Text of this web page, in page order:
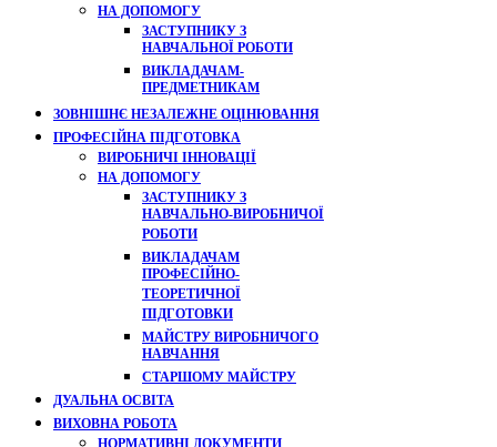
НА ДОПОМОГУ
ЗАСТУПНИКУ З
НАВЧАЛЬНОЇ РОБОТИ
ВИКЛАДАЧАМ-
ПРЕДМЕТНИКАМ
ЗОВНІШНЄ НЕЗАЛЕЖНЕ ОЦІНЮВАННЯ
ПРОФЕСІЙНА ПІДГОТОВКА
ВИРОБНИЧІ ІННОВАЦІЇ
НА ДОПОМОГУ
ЗАСТУПНИКУ З
НАВЧАЛЬНО-ВИРОБНИЧОЇ
РОБОТИ
ВИКЛАДАЧАМ
ПРОФЕСІЙНО-
ТЕОРЕТИЧНОЇ
ПІДГОТОВКИ
МАЙСТРУ ВИРОБНИЧОГО
НАВЧАННЯ
СТАРШОМУ МАЙСТРУ
ДУАЛЬНА ОСВІТА
ВИХОВНА РОБОТА
НОРМАТИВНІ ДОКУМЕНТИ